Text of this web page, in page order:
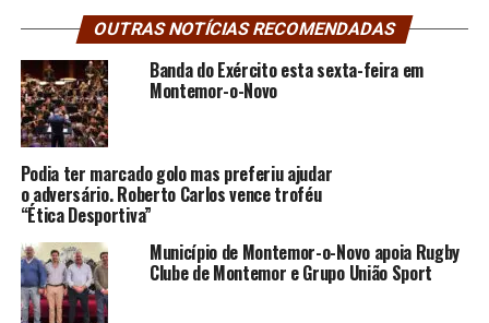
OUTRAS NOTÍCIAS RECOMENDADAS
Banda do Exército esta sexta-feira em
Montemor-o-Novo
Podia ter marcado golo mas preferiu ajudar
o adversário. Roberto Carlos vence troféu
“Ética Desportiva”
Município de Montemor-o-Novo apoia Rugby
Clube de Montemor e Grupo União Sport